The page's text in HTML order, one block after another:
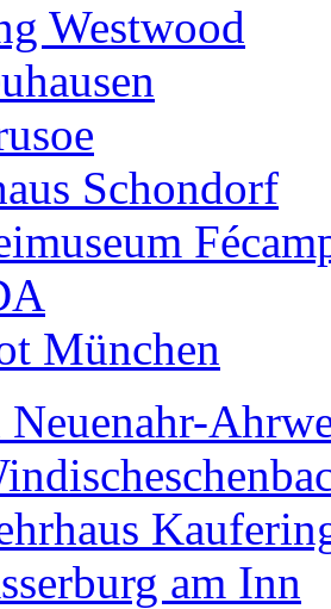
Westwood
Schondorf
München
Neuenahr-
am Inn